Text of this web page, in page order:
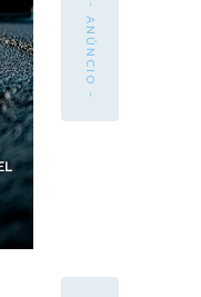
- ANÚNCIO -